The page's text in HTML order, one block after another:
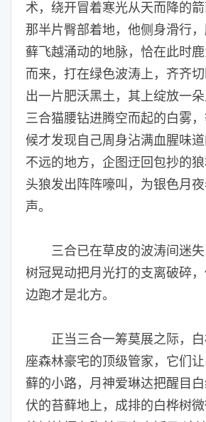
术，绕开冒着寒光从天而降的
那半片臀部着地，他侧身滑行
藓飞越涌动的地脉，恰在此时
而来，打在绿色波涛上，齐齐
出一片肥沃黑土，其上绽放一朵
三合猫腰钻进腾空而起的白雾
候才发现自己周身沾满血腥味
不远的地方，企图迂回包抄的狼
头狼发出阵阵嚎叫，为银色月
声。
三合已在草皮的波涛间迷失
树冠晃动把月光打的支离破碎
边跑才是北方。
正当三合一筹莫展之际，白
座森林豪宅的顶级管家，它们
藓的小路，月神爱琳达把醒目
伏的苔藓地上，成排的白桦树微